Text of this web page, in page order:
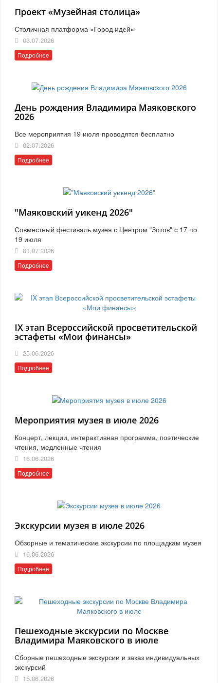
Проект «Музейная столица»
Столичная платформа «Город идей»
03.07.2026
Подробнее
День рождения Владимира Маяковского
2026
Все мероприятия 19 июля проводятся бесплатно
02.07.2026
Подробнее
"Маяковский уикенд 2026"
Совместный фестиваль музея с Центром "Зотов" с 17 по
19 июля
01.07.2026
Подробнее
IX этап Всероссийской просветительской
эстафеты «Мои финансы»
25.06.2026
Подробнее
Мероприятия музея в июле 2026
Концерт, лекции, интерактивная программа, поэтические
чтения, медленные чтения
16.06.2026
Подробнее
Экскурсии музея в июле 2026
Обзорные и тематические экскурсии по площадкам музея
16.06.2026
Подробнее
Пешеходные экскурсии по Москве
Владимира Маяковского в июле
Сборные пешеходные экскурсии и заказ индивидуальных
экскурсий
15.06.2026